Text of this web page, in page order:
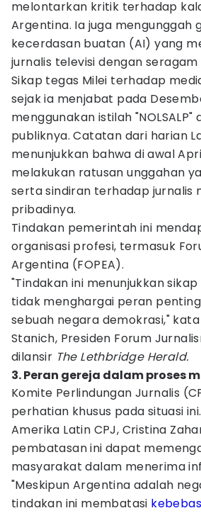
melontarkan kritik terhadap
Argentina. Ia juga mengunggah
kecerdasan buatan (AI) yang
jurnalis televisi dengan
Sikap tegas Milei terhadap
sejak ia menjabat pada
menggunakan istilah
publiknya. Catatan dari harian
menunjukkan bahwa di awal
melakukan ratusan unggahan
serta sindiran terhadap jurnalis
pribadinya.
Tindakan pemerintah ini
organisasi profesi, termasuk
Argentina (FOPEA).
"Tindakan ini menunjukkan
tidak menghargai peran
sebuah negara demokrasi,"
Stanich, Presiden Forum
dilansir The Lethbridge Herald.
3. Peran gereja dalam proses
Komite Perlindungan Jurnalis
perhatian khusus pada situasi
Amerika Latin CPJ, Cristina
pembatasan ini dapat
masyarakat dalam menerima
"Meskipun Argentina adalah
tindakan ini membatasi